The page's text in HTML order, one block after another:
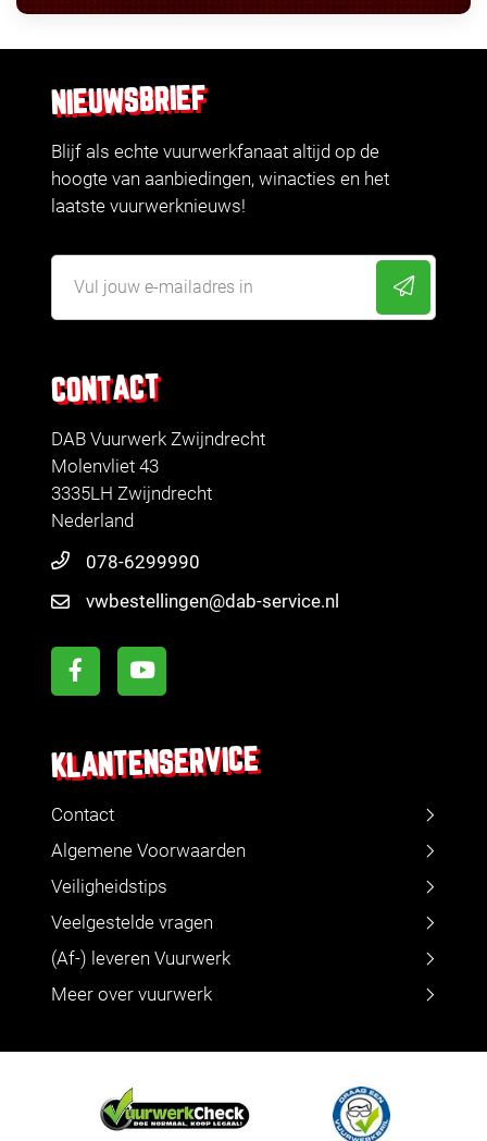
CONTACT
DAB Vuurwerk Zwijndrecht
Molenvliet 43
3335LH Zwijndrecht
Nederland
078-6299990
vwbestellingen@dab-service.nl
KLANTENSERVICE
Contact
Algemene Voorwaarden
Veiligheidstips
Veelgestelde vragen
(Af-) leveren Vuurwerk
Meer over vuurwerk
NIEUWSBRIEF
Blijf als echte vuurwerkfanaat altijd op de
hoogte van aanbiedingen, winacties en het
laatste vuurwerknieuws!